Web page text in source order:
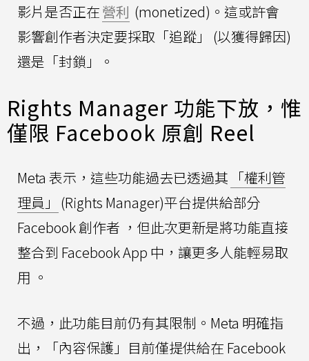
影片是否正在營利 (monetized)。這或許會
影響創作者決定要採取「追蹤」 (以獲得歸因)
還是「封鎖」。
Rights Manager 功能下放，惟
僅限 Facebook 原創 Reel
Meta 表示，這些功能過去已透過其 「權利管
理員」 (Rights Manager)平台提供給部分
Facebook 創作者 ，但此次更新是將功能直接
整合到 Facebook App 中，讓更多人能輕易取
用 。
不過，此功能目前仍有其限制。Meta 明確指
出，「內容保護」目前僅提供給在 Facebook